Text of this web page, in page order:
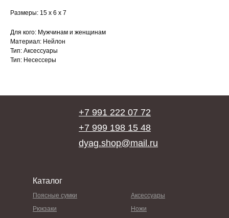
Размеры: 15 х 6 х 7
Для кого: Мужчинам и женщинам
Материал: Нейлон
Тип: Аксессуары
Тип: Несессеры
+7 991 222 07 72
dyag.shop@mail.ru
Каталог
Поясные сумки Аксессуары
Рюкзаки Ножи
+7 999 198 15 48